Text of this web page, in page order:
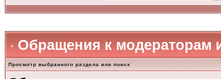
Обращения к модераторам
Просмотр выбранного раздела или поиск